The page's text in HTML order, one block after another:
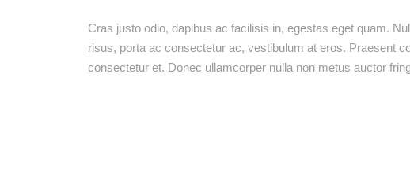
Cras justo odio, dapibus ac facilisis in, egestas eget quam.
risus, porta ac consectetur ac, vestibulum at eros. Praesent
consectetur et. Donec ullamcorper nulla non metus auctor